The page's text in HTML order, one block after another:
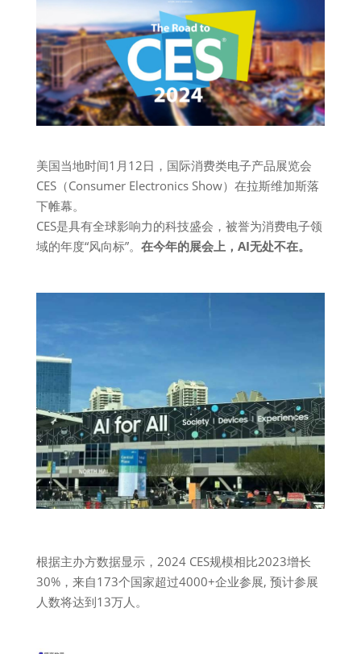
美国当地时间1月12日，国际消费类电子产品展览会
CES（Consumer Electronics Show）在拉斯维加斯落
下帷幕。
CES是具有全球影响力的科技盛会，被誉为消费电子领
域的年度“风向标”。 在今年的展会上，AI无处不在。
根据主办方数据显示，2024 CES规模相比2023增长
30%，来自173个国家超过4000+企业参展, 预计参展
人数将达到13万人。